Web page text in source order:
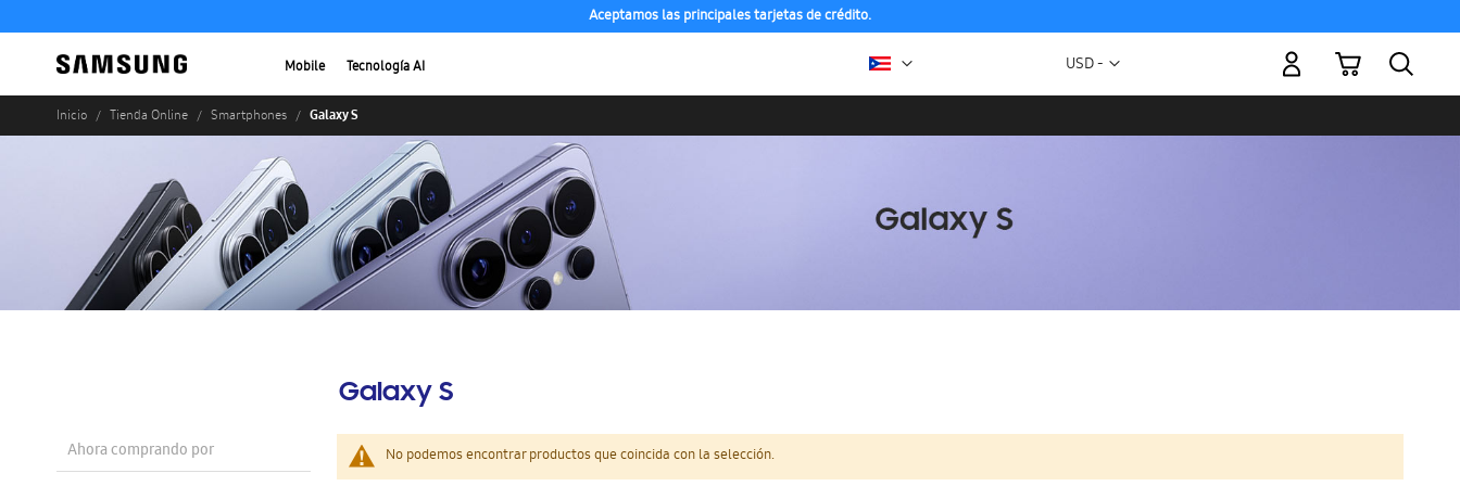
Aceptamos las principales tarjetas de crédito.
Mobile Tecnología AI Moneda
USD -
Mi carrito
Inicio Tienda Online Smartphones Galaxy S
Galaxy S
No podemos encontrar productos que coincida con la selección.
Ahora comprando por